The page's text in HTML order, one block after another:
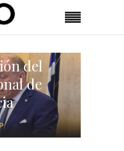
del
de